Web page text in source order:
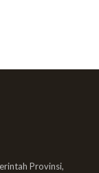
Provinsi,